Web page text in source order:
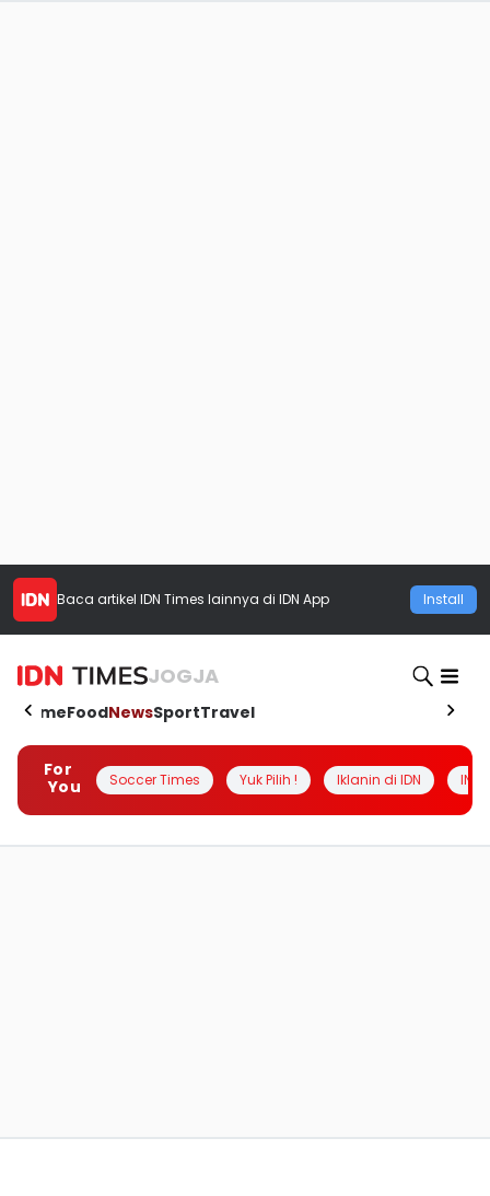
Baca artikel IDN Times lainnya di IDN App Install
JOGJA
HomeFoodNewsSportTravel
For
You
Soccer Times Yuk Pilih ! Iklanin di IDN